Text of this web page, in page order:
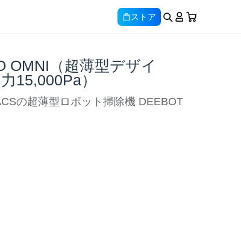
ストア
OMNI（超薄型デザイ
15,000Pa）
の超薄型ロボット掃除機 DEEBOT